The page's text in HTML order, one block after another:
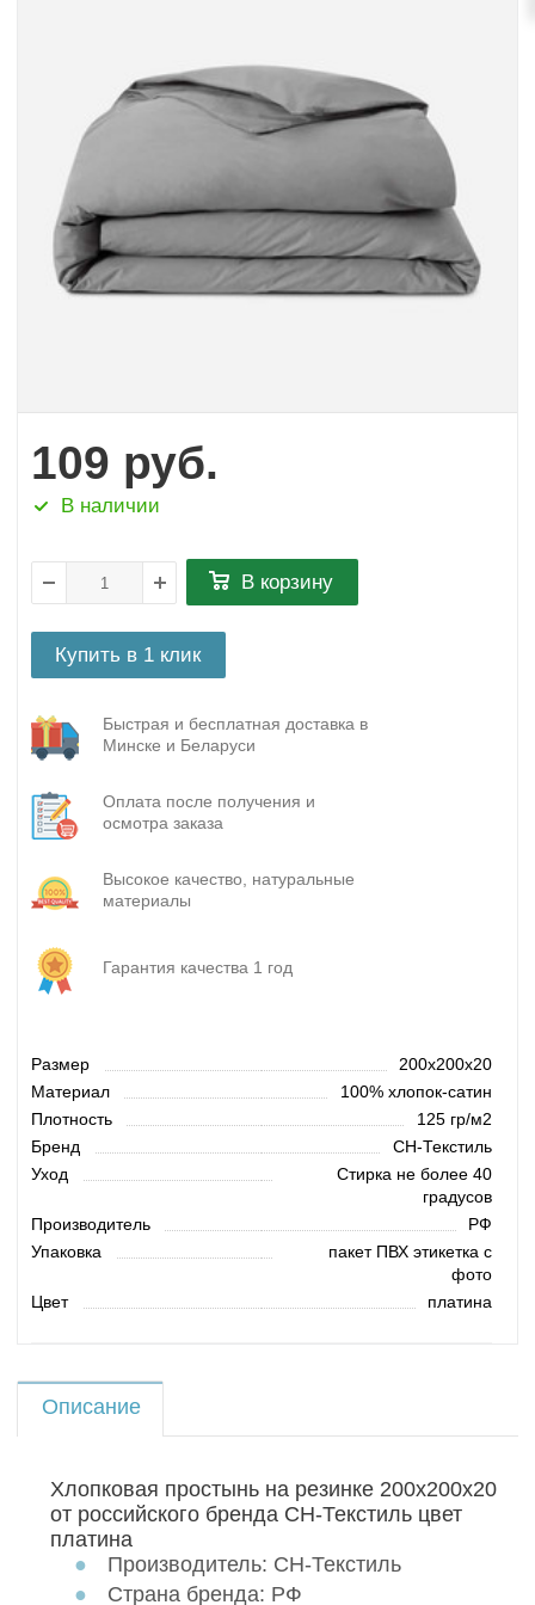
109 руб.
В наличии
В корзину
Купить в 1 клик
Быстрая и бесплатная доставка в
Минске и Беларуси
Оплата после получения и
осмотра заказа
Высокое качество, натуральные
материалы
Гарантия качества 1 год
Размер
200х200х20
Материал
100% хлопок-сатин
Плотность
125 гр/м2
Бренд
СН-Текстиль
Уход
Стирка не более 40
градусов
Производитель
РФ
Упаковка
пакет ПВХ этикетка с
фото
Цвет
платина
Описание
Хлопковая простынь на резинке 200х200х20
от российского бренда СН-Текстиль цвет
платина
Производитель: СН-Текстиль
Страна бренда: РФ